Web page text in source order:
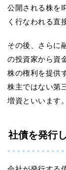
公開される株を
く行なわれる直
その後、さらに
の投資家から資
株の権利を提供
株主ではない第
増資といいます。
社債を発行